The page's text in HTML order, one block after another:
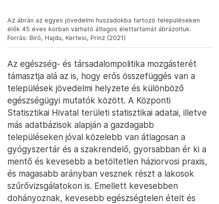
Az ábrán az egyes jövedelmi huszadokba tartozó településeken
élők 45 éves korban várható átlagos élettartamát ábrázoltuk.
Forrás: Bíró, Hajdu, Kertesi, Prinz (2021)
Az egészség- és társadalompolitika mozgásterét
támasztja alá az is, hogy erős összefüggés van a
települések jövedelmi helyzete és különböző
egészségügyi mutatók között. A Központi
Statisztikai Hivatal területi statisztikai adatai, illetve
más adatbázisok alapján a gazdagabb
településeken jóval közelebb van átlagosan a
gyógyszertár és a szakrendelő, gyorsabban ér ki a
mentő és kevesebb a betöltetlen háziorvosi praxis,
és magasabb arányban vesznek részt a lakosok
szűrővizsgálatokon is. Emellett kevesebben
dohányoznak, kevesebb egészségtelen ételt és